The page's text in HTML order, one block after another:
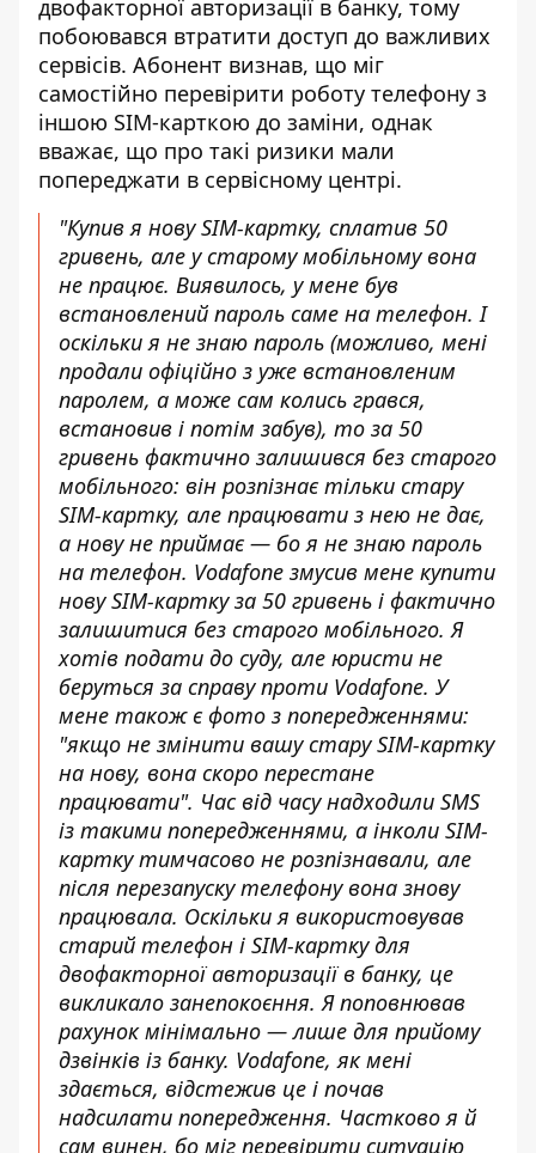
двофакторної авторизації в банку, тому
побоювався втратити доступ до важливих
сервісів. Абонент визнав, що міг
самостійно перевірити роботу телефону з
іншою SIM-карткою до заміни, однак
вважає, що про такі ризики мали
попереджати в сервісному центрі.
"Купив я нову SIM-картку, сплатив 50
гривень, але у старому мобільному вона
не працює. Виявилось, у мене був
встановлений пароль саме на телефон. І
оскільки я не знаю пароль (можливо, мені
продали офіційно з уже встановленим
паролем, а може сам колись грався,
встановив і потім забув), то за 50
гривень фактично залишився без старого
мобільного: він розпізнає тільки стару
SIM-картку, але працювати з нею не дає,
а нову не приймає — бо я не знаю пароль
на телефон. Vodafone змусив мене купити
нову SIM-картку за 50 гривень і фактично
залишитися без старого мобільного. Я
хотів подати до суду, але юристи не
беруться за справу проти Vodafone. У
мене також є фото з попередженнями:
"якщо не змінити вашу стару SIM-картку
на нову, вона скоро перестане
працювати". Час від часу надходили SMS
із такими попередженнями, а інколи SIM-
картку тимчасово не розпізнавали, але
після перезапуску телефону вона знову
працювала. Оскільки я використовував
старий телефон і SIM-картку для
двофакторної авторизації в банку, це
викликало занепокоєння. Я поповнював
рахунок мінімально — лише для прийому
дзвінків із банку. Vodafone, як мені
здається, відстежив це і почав
надсилати попередження. Частково я й
сам винен, бо міг перевірити ситуацію